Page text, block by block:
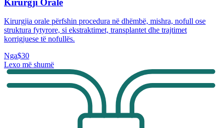
Kirurgji Orale
Kirurgjia orale përfshin procedura në dhëmbë, mishra, nofull ose
struktura fytyrore, si ekstraktimet, transplantet dhe trajtimet
korrigjuese të nofullës.
Nga$30
Lexo më shumë